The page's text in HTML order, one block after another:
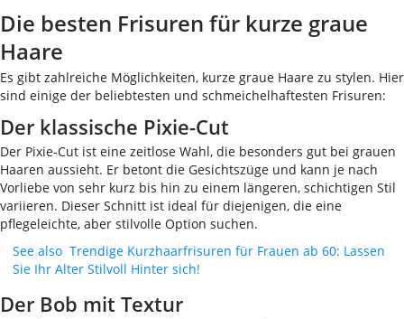
Die besten Frisuren für kurze graue
Haare
Es gibt zahlreiche Möglichkeiten, kurze graue Haare zu stylen. Hier
sind einige der beliebtesten und schmeichelhaftesten Frisuren:
Der klassische Pixie-Cut
Der Pixie-Cut ist eine zeitlose Wahl, die besonders gut bei grauen
Haaren aussieht. Er betont die Gesichtszüge und kann je nach
Vorliebe von sehr kurz bis hin zu einem längeren, schichtigen Stil
variieren. Dieser Schnitt ist ideal für diejenigen, die eine
pflegeleichte, aber stilvolle Option suchen.
See also Trendige Kurzhaarfrisuren für Frauen ab 60: Lassen
Sie Ihr Alter Stilvoll Hinter sich!
Der Bob mit Textur